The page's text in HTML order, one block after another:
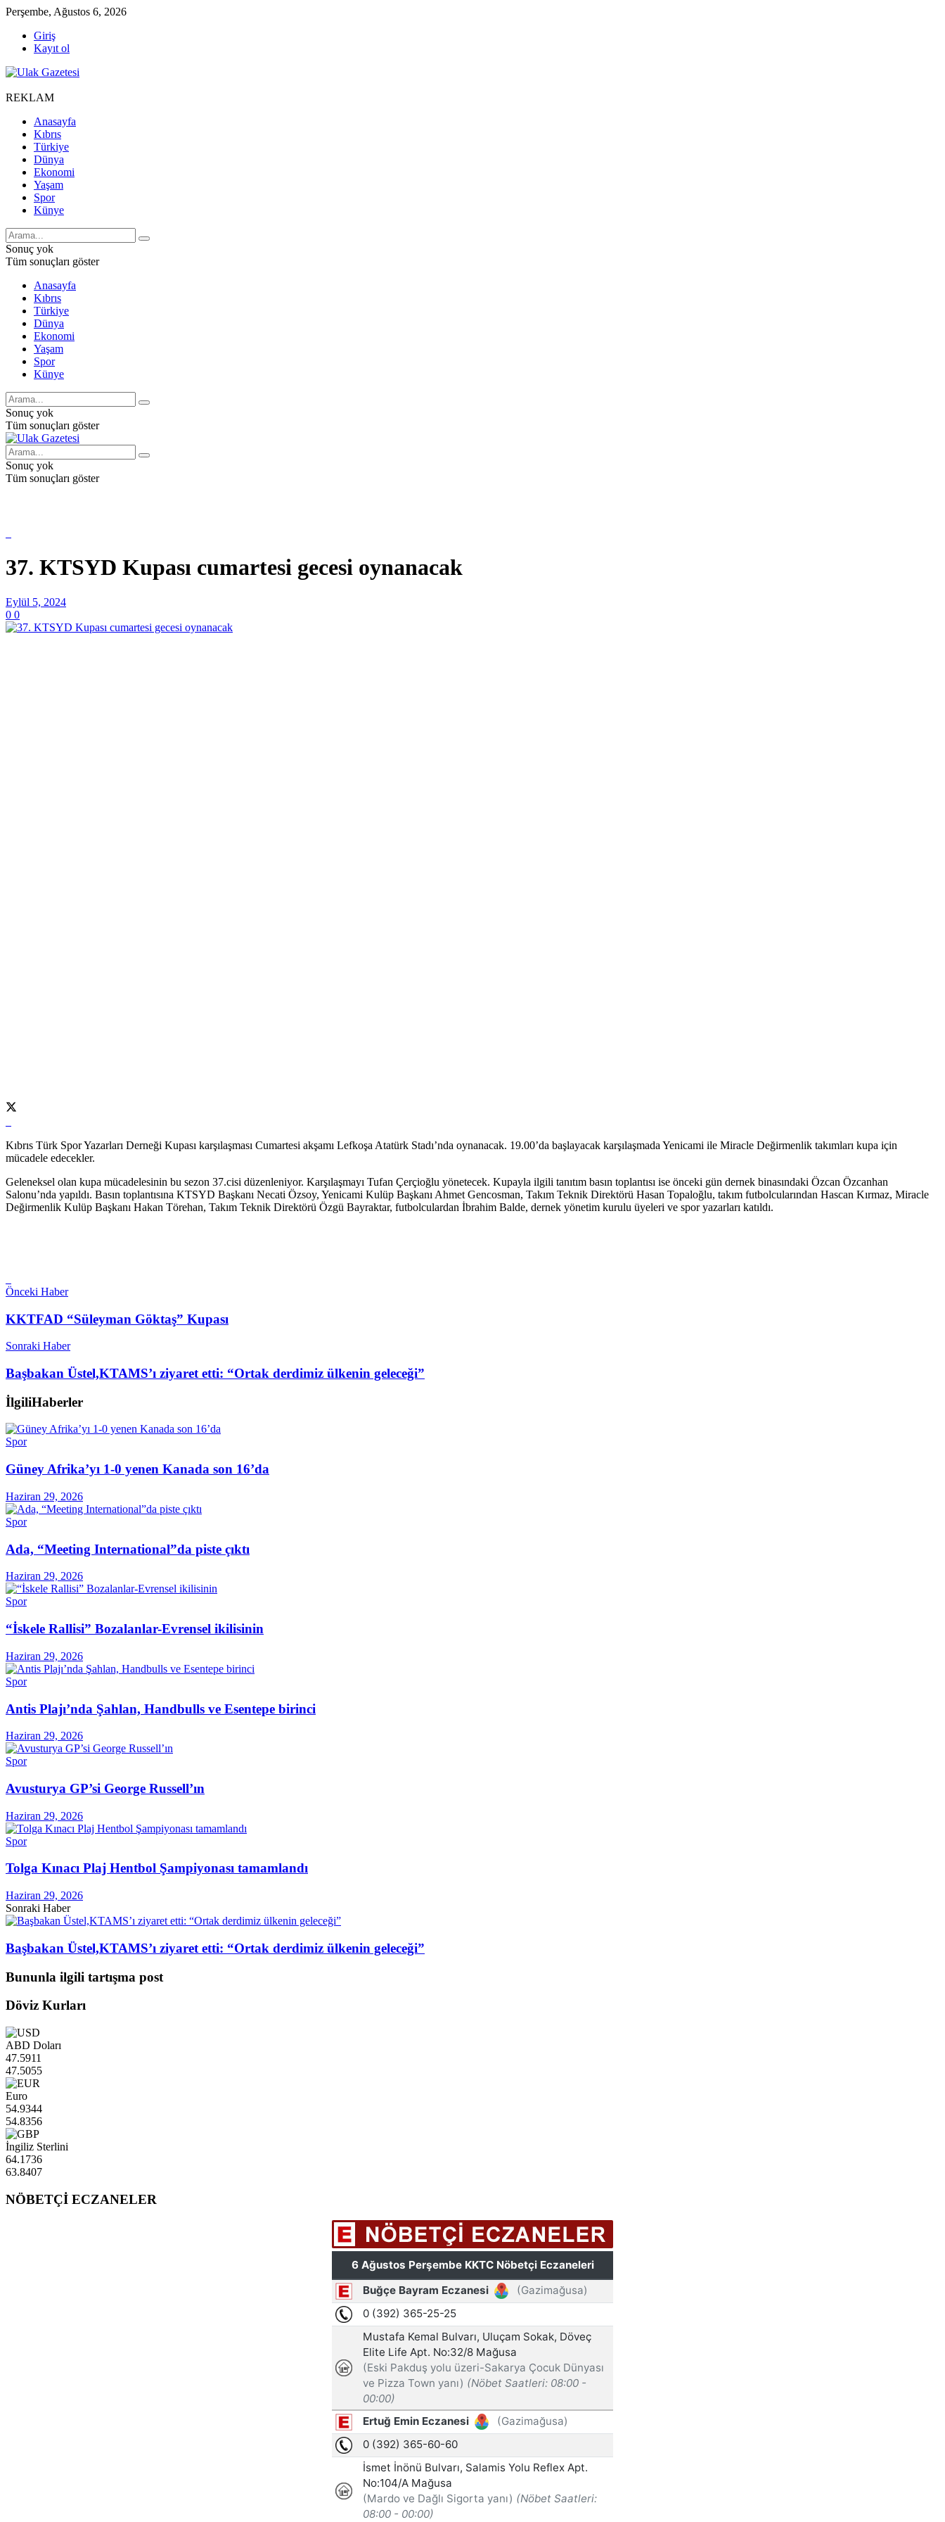
Perşembe, Ağustos 6, 2026
Giriş
Kayıt ol
REKLAM
Anasayfa
Kıbrıs
Türkiye
Dünya
Ekonomi
Yaşam
Spor
Künye
Sonuç yok
Tüm sonuçları göster
Anasayfa
Kıbrıs
Türkiye
Dünya
Ekonomi
Yaşam
Spor
Künye
Sonuç yok
Tüm sonuçları göster
Sonuç yok
Tüm sonuçları göster
37. KTSYD Kupası cumartesi gecesi oynanacak
Eylül 5, 2024
0 0
Kıbrıs Türk Spor Yazarları Derneği Kupası karşılaşması Cumartesi akşamı Lefkoşa Atatürk Stadı’nda oynanacak. 19.00’da başlayacak karşılaşmada Yenicami ile Miracle Değirmenlik takımları kupa için
mücadele edecekler.
Geleneksel olan kupa mücadelesinin bu sezon 37.cisi düzenleniyor. Karşılaşmayı Tufan Çerçioğlu yönetecek. Kupayla ilgili tanıtım basın toplantısı ise önceki gün dernek binasındaki Özcan Özcanhan
Salonu’nda yapıldı. Basın toplantısına KTSYD Başkanı Necati Özsoy, Yenicami Kulüp Başkanı Ahmet Gencosman, Takım Teknik Direktörü Hasan Topaloğlu, takım futbolcularından Hascan Kırmaz, Miracle
Değirmenlik Kulüp Başkanı Hakan Törehan, Takım Teknik Direktörü Özgü Bayraktar, futbolculardan İbrahim Balde, dernek yönetim kurulu üyeleri ve spor yazarları katıldı.
Önceki Haber
KKTFAD “Süleyman Göktaş” Kupası
Sonraki Haber
Başbakan Üstel,KTAMS’ı ziyaret etti: “Ortak derdimiz ülkenin geleceği”
İlgiliHaberler
Spor
Güney Afrika’yı 1-0 yenen Kanada son 16’da
Haziran 29, 2026
Spor
Ada, “Meeting International”da piste çıktı
Haziran 29, 2026
Spor
“İskele Rallisi” Bozalanlar-Evrensel ikilisinin
Haziran 29, 2026
Spor
Antis Plajı’nda Şahlan, Handbulls ve Esentepe birinci
Haziran 29, 2026
Spor
Avusturya GP’si George Russell’ın
Haziran 29, 2026
Spor
Tolga Kınacı Plaj Hentbol Şampiyonası tamamlandı
Haziran 29, 2026
Sonraki Haber
Başbakan Üstel,KTAMS’ı ziyaret etti: “Ortak derdimiz ülkenin geleceği”
Bununla ilgili tartışma post
Döviz Kurları
ABD Doları
47.5911
47.5055
Euro
54.9344
54.8356
İngiliz Sterlini
64.1736
63.8407
NÖBETÇİ ECZANELER